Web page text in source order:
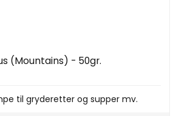
(Mountains) - 50gr.
til gryderetter og supper mv.